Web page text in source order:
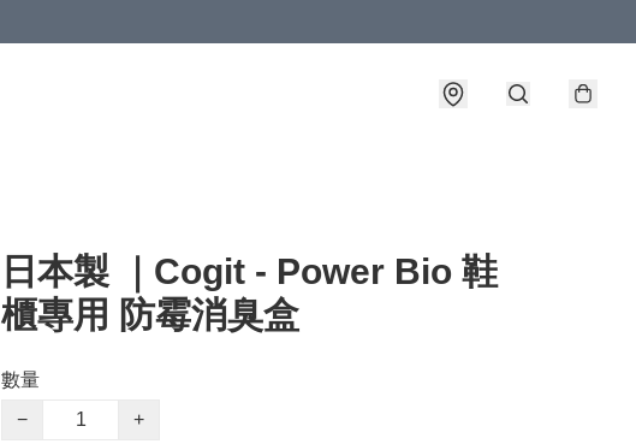
日本製 ｜Cogit - Power Bio 鞋
櫃專用 防霉消臭盒
數量
−
+